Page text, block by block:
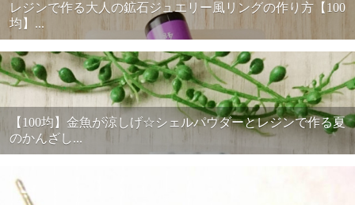
レジンで作る大人の鉱石ジュエリー風リングの作り方【100
均】...
【100均】金魚が涼しげ☆シェルパウダーとレジンで作る夏
のかんざし...